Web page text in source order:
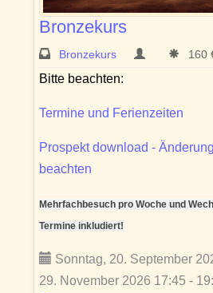
Bronzekurs
Bronzekurs 160
Bitte beachten:
Termine und Ferienzeiten
Prospekt download -
beachten
Mehrfachbesuch pro Woche und
Termine inkludiert!
Sonntag, 20. September
29. November 2026 17:45 -